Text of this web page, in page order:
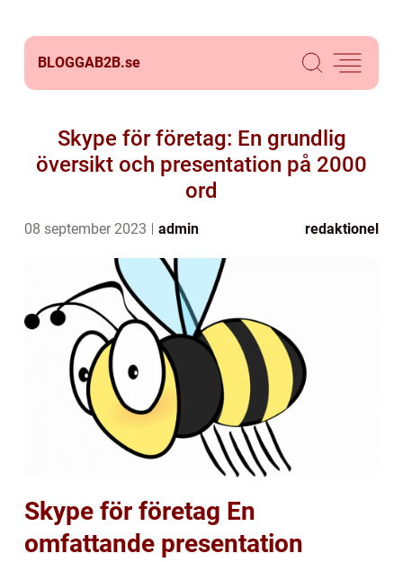
BLOGGAB2B.se
Skype för företag: En grundlig
översikt och presentation på 2000
ord
08 september 2023 admin redaktionel
Skype för företag En
omfattande presentation